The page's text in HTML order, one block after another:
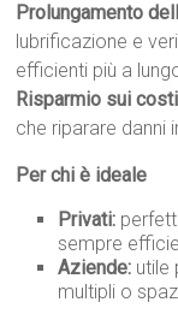
Prolungamento
lubrificazione e
efficienti più a
Risparmio sui
che riparare danni
Per chi è ideale
Privati:
sempre
Aziende: utile
multipli o